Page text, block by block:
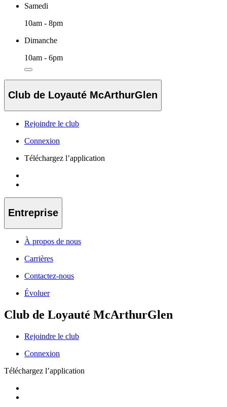
Samedi
10am - 8pm
Dimanche
10am - 6pm
Club de Loyauté McArthurGlen
Rejoindre le club
Connexion
Téléchargez l’application
Entreprise
À propos de nous
Carrières
Contactez-nous
Évoluer
Club de Loyauté McArthurGlen
Rejoindre le club
Connexion
Téléchargez l’application